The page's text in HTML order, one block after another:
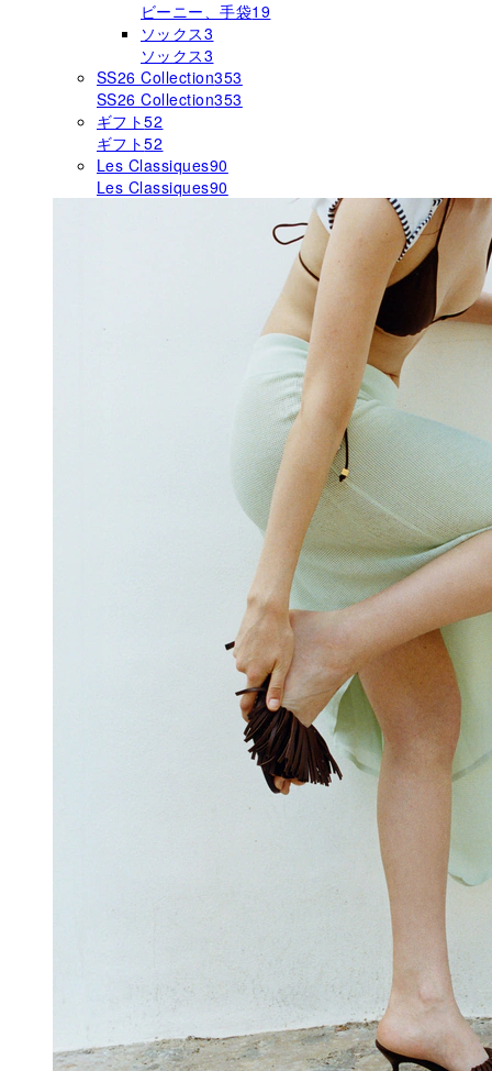
ビーニー、手袋19
ソックス3
ソックス3
SS26 Collection353
SS26 Collection353
ギフト52
ギフト52
Les Classiques90
Les Classiques90